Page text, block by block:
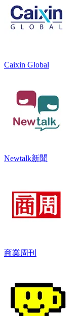
Caixin Global
Newtalk新聞
商業周刊